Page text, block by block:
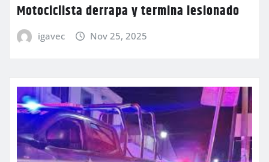
Motociclista derrapa y termina lesionado
igavec Nov 25, 2025